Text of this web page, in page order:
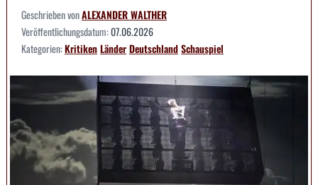
Geschrieben vonALEXANDER WALTHER
Veröffentlichungsdatum:07.06.2026
Kategorien:KritikenLänderDeutschlandSchauspiel